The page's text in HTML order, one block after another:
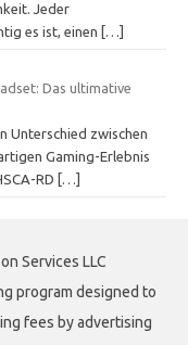
Jeder
es ist, einen
[…]
Das ultimative
Unterschied zwischen
Gaming-Erlebnis
RD
[…]
Services LLC
program designed to
fees by advertising